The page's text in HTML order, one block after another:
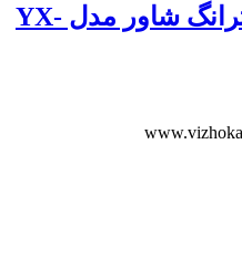
ریش تراش سه تیغ استرانگ شاور مدل YX-